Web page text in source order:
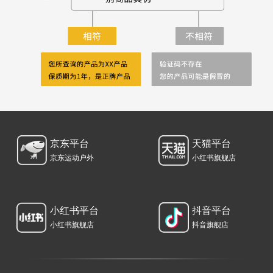
京东平台
京东运动户外
天猫平台
小红书旗舰店
小红书平台
小红书旗舰店
抖音平台
抖音旗舰店